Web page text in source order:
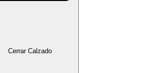
Cerrar Calzado